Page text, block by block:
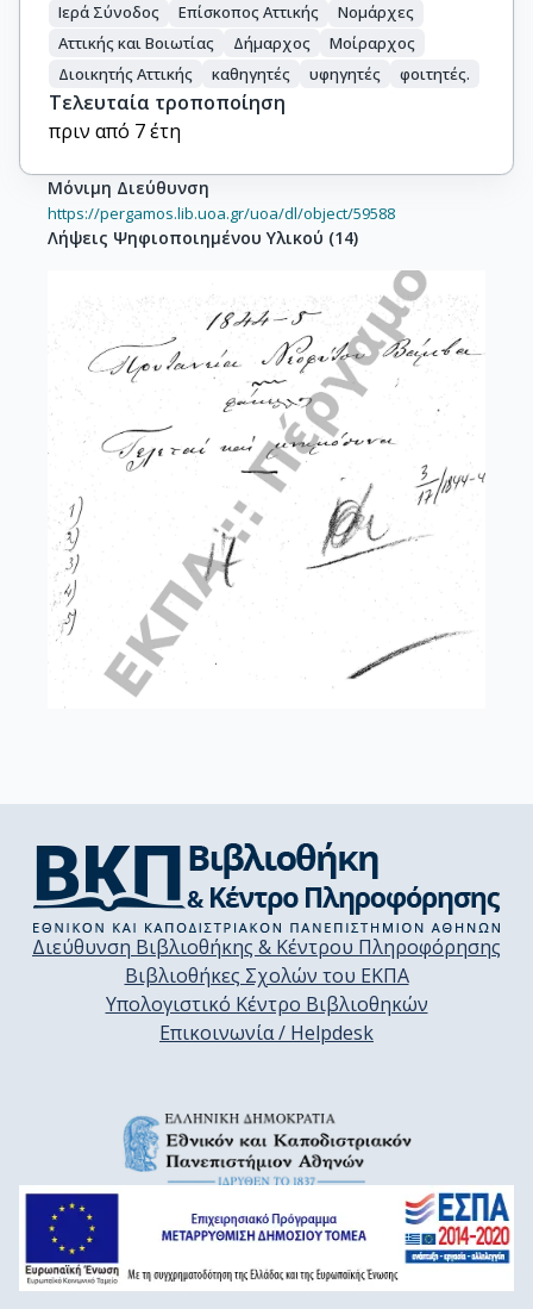
Ιερά Σύνοδος
Επίσκοπος Αττικής
Νομάρχες
Αττικής και Βοιωτίας
Δήμαρχος
Μοίραρχος
Διοικητής Αττικής
καθηγητές υφηγητές φοιτητές.
Τελευταία τροποποίηση
πριν από 7 έτη
Μόνιμη Διεύθυνση
https://pergamos.lib.uoa.gr/uoa/dl/object/59588
Λήψεις Ψηφιοποιημένου Υλικού (14)
Διεύθυνση Βιβλιοθήκης & Κέντρου Πληροφόρησης
Βιβλιοθήκες Σχολών του ΕΚΠΑ
Υπολογιστικό Κέντρο Βιβλιοθηκών
Επικοινωνία / Helpdesk